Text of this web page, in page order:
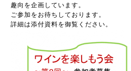
趣向を企画しています。
ご参加をお待ちしております。
詳細は添付資料を御覧ください。